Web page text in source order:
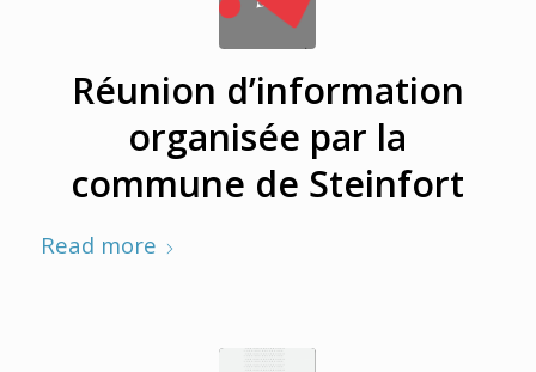
Réunion d’information
organisée par la
commune de Steinfort
Read more